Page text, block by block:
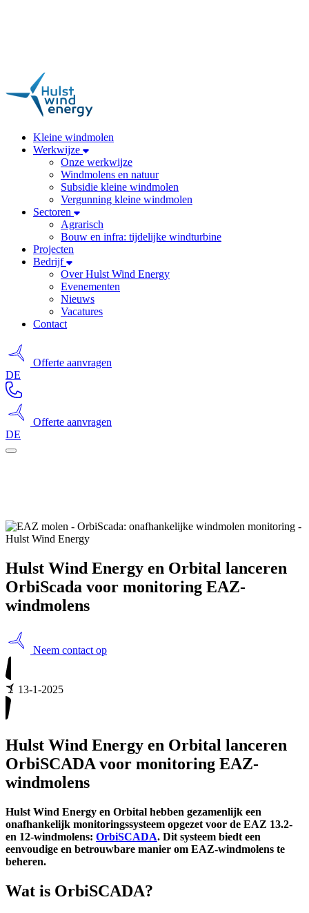
Kleine windmolen
Werkwijze
Onze werkwijze
Windmolens en natuur
Subsidie kleine windmolen
Vergunning kleine windmolen
Sectoren
Agrarisch
Bouw en infra: tijdelijke windturbine
Projecten
Bedrijf
Over Hulst Wind Energy
Evenementen
Nieuws
Vacatures
Contact
Offerte aanvragen
DE
Offerte aanvragen
DE
Hulst Wind Energy en Orbital lanceren
OrbiScada voor monitoring EAZ-
windmolens
Neem contact op
13-1-2025
Hulst Wind Energy en Orbital lanceren
OrbiSCADA voor monitoring EAZ-
windmolens
Hulst Wind Energy en Orbital hebben gezamenlijk een
onafhankelijk monitoringssysteem opgezet voor de EAZ 13.2-
en 12-windmolens: OrbiSCADA. Dit systeem biedt een
eenvoudige en betrouwbare manier om EAZ-windmolens te
beheren.
Wat is OrbiSCADA?